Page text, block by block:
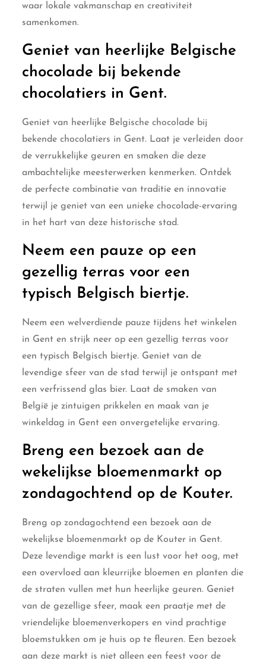
waar lokale vakmanschap en creativiteit
samenkomen.
Geniet van heerlijke Belgische
chocolade bij bekende
chocolatiers in Gent.
Geniet van heerlijke Belgische chocolade bij
bekende chocolatiers in Gent. Laat je verleiden door
de verrukkelijke geuren en smaken die deze
ambachtelijke meesterwerken kenmerken. Ontdek
de perfecte combinatie van traditie en innovatie
terwijl je geniet van een unieke chocolade-ervaring
in het hart van deze historische stad.
Neem een pauze op een
gezellig terras voor een
typisch Belgisch biertje.
Neem een welverdiende pauze tijdens het winkelen
in Gent en strijk neer op een gezellig terras voor
een typisch Belgisch biertje. Geniet van de
levendige sfeer van de stad terwijl je ontspant met
een verfrissend glas bier. Laat de smaken van
België je zintuigen prikkelen en maak van je
winkeldag in Gent een onvergetelijke ervaring.
Breng een bezoek aan de
wekelijkse bloemenmarkt op
zondagochtend op de Kouter.
Breng op zondagochtend een bezoek aan de
wekelijkse bloemenmarkt op de Kouter in Gent.
Deze levendige markt is een lust voor het oog, met
een overvloed aan kleurrijke bloemen en planten die
de straten vullen met hun heerlijke geuren. Geniet
van de gezellige sfeer, maak een praatje met de
vriendelijke bloemenverkopers en vind prachtige
bloemstukken om je huis op te fleuren. Een bezoek
aan deze markt is niet alleen een feest voor de